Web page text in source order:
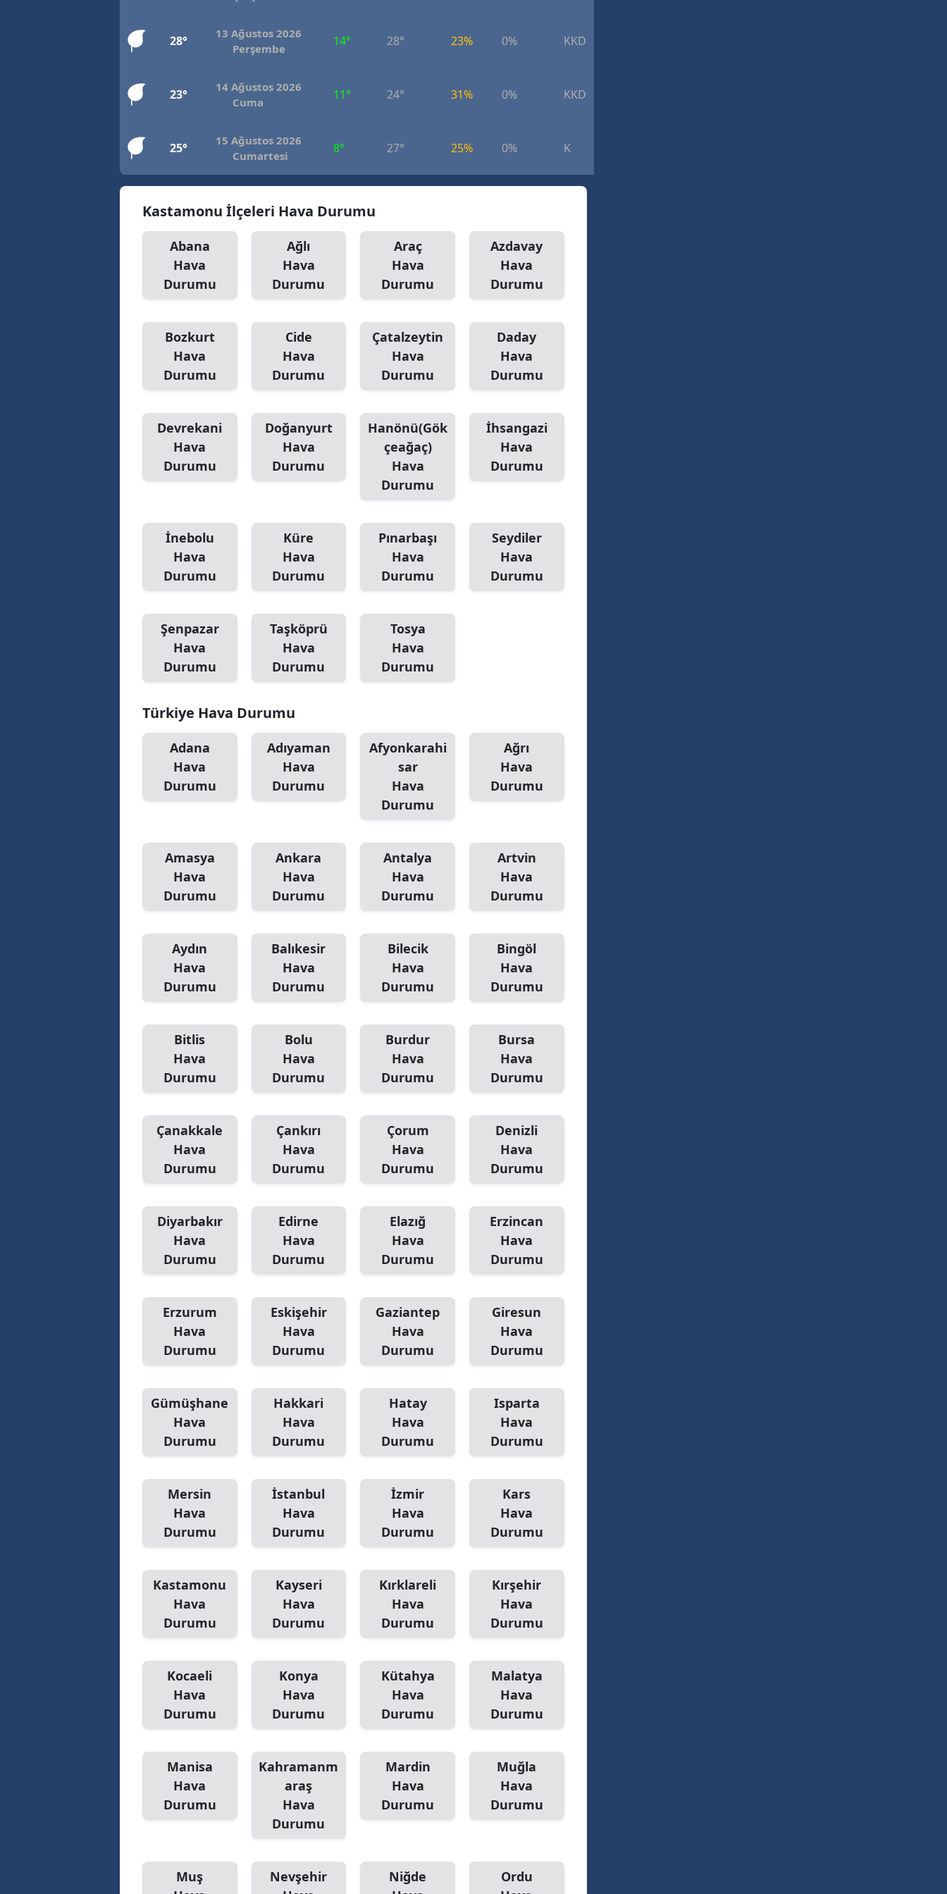
Giresun
Gümüşhane
Hakkari
Mersin
İstanbul
İzmir
Kastamonu
Kırşehir
Kocaeli
Konya
Kütahya
Malatya
Manisa
Muğla
Niğde
Ordu
Rize
Sakarya
Samsun
Sinop
Sivas
Tekirdağ
Tokat
Trabzon
Tunceli
Uşak
Van
Zonguldak
Aksaray
Karaman
Şırnak
Bartın
Ardahan
Iğdır
Yalova
Karabük
Kilis
Osmaniye
Düzce
28°
13 Ağustos 2026
Perşembe
14° 28° 23% 0% KKD
23°
14 Ağustos 2026
Cuma
11° 24° 31% 0% KKD
25°
15 Ağustos 2026
Cumartesi
8° 27° 25% 0% K
Kastamonu İlçeleri Hava Durumu
Abana
Hava
Durumu
Ağlı
Hava
Durumu
Araç
Hava
Durumu
Azdavay
Hava
Durumu
Bozkurt
Hava
Durumu
Cide
Hava
Durumu
Çatalzeytin
Hava
Durumu
Daday
Hava
Durumu
Devrekani
Hava
Durumu
Doğanyurt
Hava
Durumu
Hanönü(Gök
çeağaç)
Hava
Durumu
İhsangazi
Hava
Durumu
İnebolu
Hava
Durumu
Küre
Hava
Durumu
Pınarbaşı
Hava
Durumu
Seydiler
Hava
Durumu
Şenpazar
Hava
Durumu
Taşköprü
Hava
Durumu
Tosya
Hava
Durumu
Türkiye Hava Durumu
Adana
Hava
Durumu
Adıyaman
Hava
Durumu
Afyonkarahi
sar
Hava
Durumu
Ağrı
Hava
Durumu
Amasya
Hava
Durumu
Ankara
Hava
Durumu
Antalya
Hava
Durumu
Artvin
Hava
Durumu
Aydın
Hava
Durumu
Balıkesir
Hava
Durumu
Bilecik
Hava
Durumu
Bingöl
Hava
Durumu
Bitlis
Hava
Durumu
Bolu
Hava
Durumu
Burdur
Hava
Durumu
Bursa
Hava
Durumu
Çanakkale
Hava
Durumu
Çankırı
Hava
Durumu
Çorum
Hava
Durumu
Denizli
Hava
Durumu
Diyarbakır
Hava
Durumu
Edirne
Hava
Durumu
Elazığ
Hava
Durumu
Erzincan
Hava
Durumu
Erzurum
Hava
Durumu
Eskişehir
Hava
Durumu
Gaziantep
Hava
Durumu
Giresun
Hava
Durumu
Gümüşhane
Hava
Durumu
Hakkari
Hava
Durumu
Hatay
Hava
Durumu
Isparta
Hava
Durumu
Mersin
Hava
Durumu
İstanbul
Hava
Durumu
İzmir
Hava
Durumu
Kars
Hava
Durumu
Kastamonu
Hava
Durumu
Kayseri
Hava
Durumu
Kırklareli
Hava
Durumu
Kırşehir
Hava
Durumu
Kocaeli
Hava
Durumu
Konya
Hava
Durumu
Kütahya
Hava
Durumu
Malatya
Hava
Durumu
Manisa
Hava
Durumu
Kahramanm
araş
Hava
Durumu
Mardin
Hava
Durumu
Muğla
Hava
Durumu
Muş
Nevşehir
Niğde
Ordu